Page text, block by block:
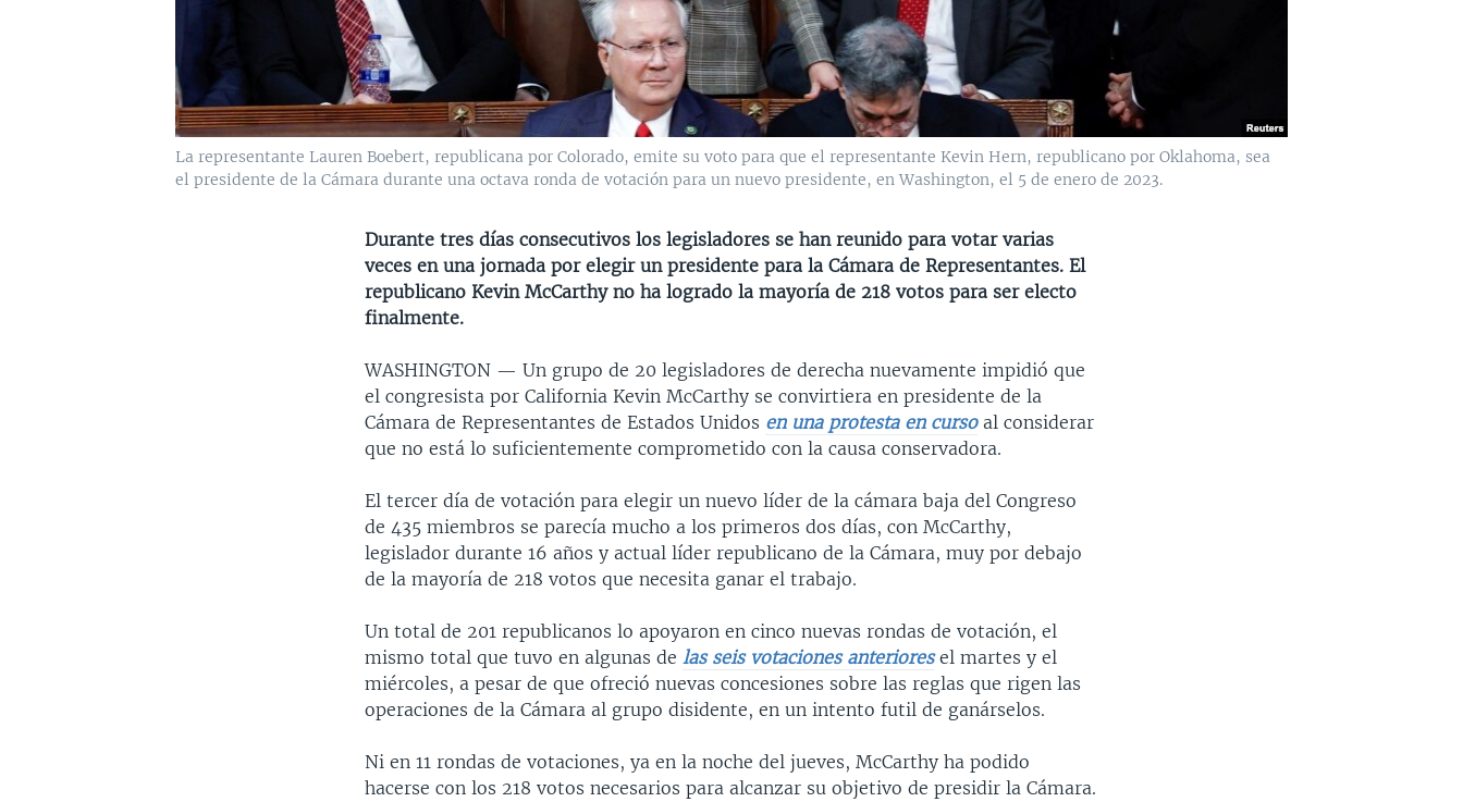
La representante Lauren Boebert, republicana por Colorado, emite su voto para que el representante Kevin Hern, republicano por Oklahoma, sea
el presidente de la Cámara durante una octava ronda de votación para un nuevo presidente, en Washington, el 5 de enero de 2023.
Durante tres días consecutivos los legisladores se han reunido para votar varias
veces en una jornada por elegir un presidente para la Cámara de Representantes. El
republicano Kevin McCarthy no ha logrado la mayoría de 218 votos para ser electo
finalmente.
WASHINGTON —Un grupo de 20 legisladores de derecha nuevamente impidió que
el congresista por California Kevin McCarthy se convirtiera en presidente de la
Cámara de Representantes de Estados Unidos en una protesta en cursoal considerar
que no está lo suficientemente comprometido con la causa conservadora.
El tercer día de votación para elegir un nuevo líder de la cámara baja del Congreso
de 435 miembros se parecía mucho a los primeros dos días, con McCarthy,
legislador durante 16 años y actual líder republicano de la Cámara, muy por debajo
de la mayoría de 218 votos que necesita ganar el trabajo.
Un total de 201 republicanos lo apoyaron en cinco nuevas rondas de votación, el
mismo total que tuvo en algunas delas seis votaciones anterioresel martes y el
miércoles, a pesar de que ofreció nuevas concesiones sobre las reglas que rigen las
operaciones de la Cámara al grupo disidente, en un intento futil de ganárselos.
Ni en 11 rondas de votaciones, ya en la noche del jueves, McCarthy ha podido
hacerse con los 218 votos necesarios para alcanzar su objetivo de presidir la Cámara.